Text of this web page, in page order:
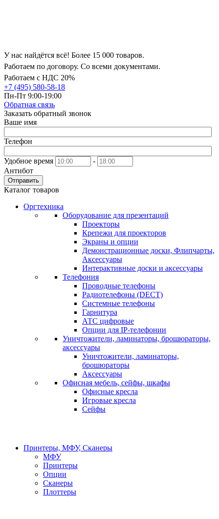
У нас найдётся всё! Более 15 000 товаров.
Работаем по договору. Со всеми документами.
Работаем с НДС 20%
+7 (495) 580-58-18
Пн-Пт 9:00-19:00
Обратная связь
Заказать обратный звонок
Ваше имя
Телефон
Удобное время
-
Антибот
Отправить
Каталог товаров
Оргтехника
Оборудование для презентаций
Проекторы
Крепежи для проекторов
Экраны и опции
Демонстрационные доски, Флипчарты,
Аксессуары
Интерактивные доски и аксессуары
Телефония
Проводные телефоны
Радиотелефоны (DECT)
Системные телефоны
Гарнитура
АТС цифровые
Опции для IP-телефонии
Уничтожители, ламинаторы, брошюраторы,
аксессуары
Уничтожители, ламинаторы,
брошюраторы
Аксессуары
Офисная мебель, сейфы, шкафы
Офисные кресла
Игровые кресла
Сейфы
Принтеры, МФУ, Сканеры
МФУ
Принтеры
Опции
Сканеры
Плоттеры